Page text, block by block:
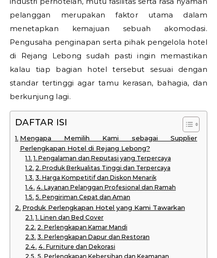
pelanggan merupakan faktor utama dalam
menetapkan kemajuan sebuah akomodasi.
Pengusaha penginapan serta pihak pengelola hotel
di Rejang Lebong sudah pasti ingin memastikan
kalau tiap bagian hotel tersebut sesuai dengan
standar tertinggi agar tamu kerasan, bahagia, dan
berkunjung lagi.
DAFTAR ISI
Mengapa Memilih Kami sebagai Supplier
Perlengkapan Hotel di Rejang Lebong?
1. Pengalaman dan Reputasi yang Terpercaya
2. Produk Berkualitas Tinggi dan Terpercaya
3. Harga Kompetitif dan Diskon Menarik
4. Layanan Pelanggan Profesional dan Ramah
5. Pengiriman Cepat dan Aman
Produk Perlengkapan Hotel yang Kami Tawarkan
1. Linen dan Bed Cover
2. Perlengkapan Kamar Mandi
3. Perlengkapan Dapur dan Restoran
4. Furniture dan Dekorasi
5. Perlengkapan Kebersihan dan Keamanan